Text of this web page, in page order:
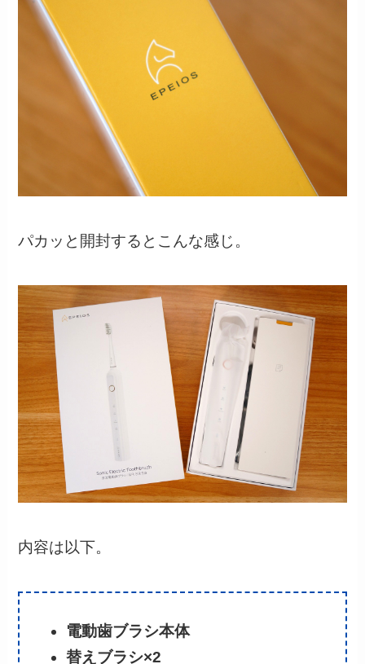
パカッと開封するとこんな感じ。
内容は以下。
電動歯ブラシ本体
替えブラシ×2